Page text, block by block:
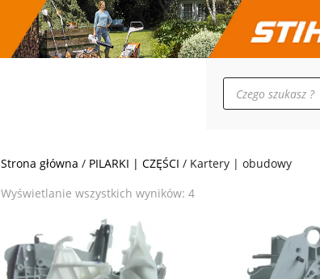
Wyszukiwarka
produktów
Strona główna / PILARKI | CZĘŚCI / Kartery | obudowy
Wyświetlanie wszystkich wyników: 4Posortowane